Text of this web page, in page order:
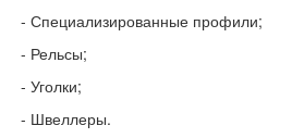
- Специализированные профили;
- Рельсы;
- Уголки;
- Швеллеры.